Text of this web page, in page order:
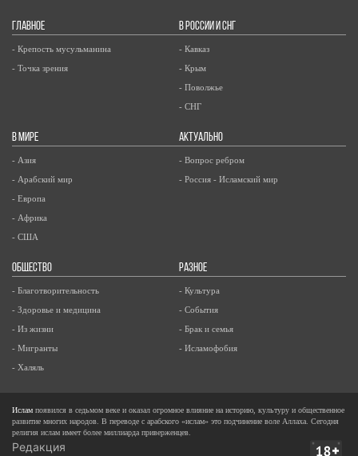
ГЛАВНОЕ
- Крепость мусульманина
- Точка зрения
В РОССИИ И СНГ
- Кавказ
- Крым
- Поволжье
- СНГ
В МИРЕ
- Азия
- Арабский мир
- Европа
- Африка
- США
АКТУАЛЬНО
- Вопрос ребром
- Россия - Исламский мир
ОБЩЕСТВО
- Благотворительность
- Здоровье и медицина
- Из жизни
- Мигранты
- Халяль
РАЗНОЕ
- Культура
- События
- Брак и семья
- Исламофобия
Ислам появился в седьмом веке и оказал огромное влияние на историю, культуру и общественное
развитие многих народов. В переводе с арабского «ислам» это подчинение воле Аллаха. Сегодня
религия ислам имеет более миллиарда приверженцев.
Редакция